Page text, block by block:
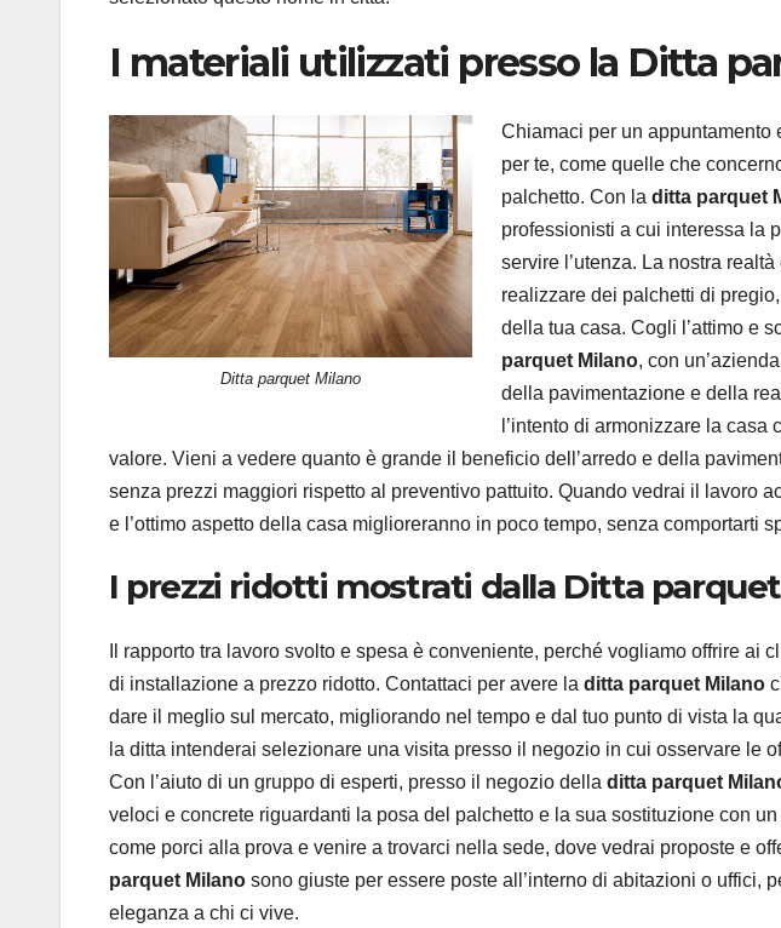
I materiali utilizzati presso la Ditta
Ditta parquet Milano
Chiamaci per un appuntamento
per te, come quelle che
palchetto. Con la ditta parquet
professionisti a cui interessa la
servire l’utenza. La nostra
realizzare dei palchetti di
della tua casa. Cogli l’attimo e
parquet Milano, con
della pavimentazione e della
l’intento di armonizzare la
valore. Vieni a vedere quanto è grande il beneficio dell’arredo e della
senza prezzi maggiori rispetto al preventivo pattuito. Quando vedrai il lavoro
e l’ottimo aspetto della casa miglioreranno in poco tempo, senza comportarti
I prezzi ridotti mostrati dalla Ditta
Il rapporto tra lavoro svolto e spesa è conveniente, perché vogliamo offrire ai
di installazione a prezzo ridotto. Contattaci per avere la ditta parquet Milano
dare il meglio sul mercato, migliorando nel tempo e dal tuo punto di vista la
la ditta intenderai selezionare una visita presso il negozio in cui osservare le
Con l’aiuto di un gruppo di esperti, presso il negozio della ditta parquet
veloci e concrete riguardanti la posa del palchetto e la sua sostituzione con
come porci alla prova e venire a trovarci nella sede, dove vedrai proposte e
parquet Milano sono giuste per essere poste all’interno di abitazioni o uffici,
eleganza a chi ci vive.